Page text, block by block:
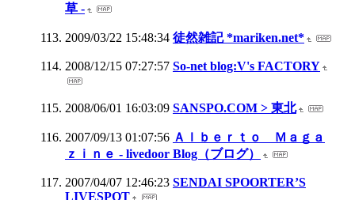
草 -
2009/03/22 15:48:34 徒然雑記 *mariken.net*
2008/12/15 07:27:57 So-net blog:V's FACTORY
2008/06/01 16:03:09 SANSPO.COM > 東北
2007/09/13 01:07:56 Ａｌｂｅｒｔｏ Ｍａｇａ
ｚｉｎｅ - livedoor Blog（ブログ）
2007/04/07 12:46:23 SENDAI SPOORTER’S
LIVESPOT